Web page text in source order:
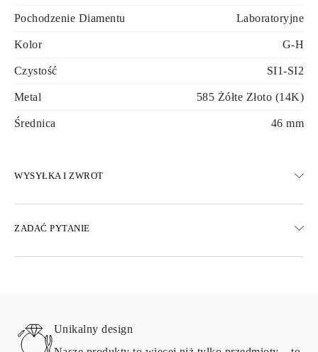
Pochodzenie Diamentu Laboratoryjne
Kolor G-H
Czystość SI1-SI2
Metal 585 Żółte Złoto (14K)
Średnica 46 mm
WYSYŁKA I ZWROT
Dostępne są również opcje dostawy ekspresowej
Aby uzyskać szczegółowe informacje na temat metod wysyłki,
ZADAĆ PYTANIE
Unikalny design